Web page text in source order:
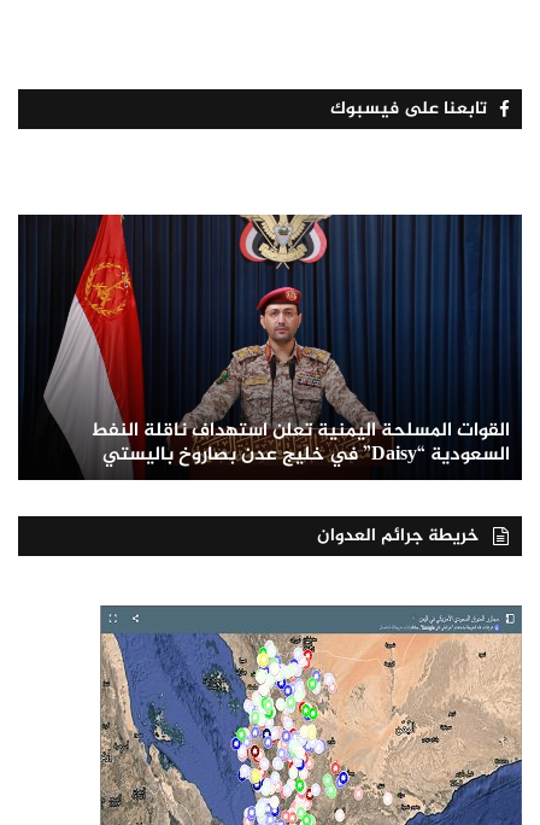
تابعنا على فيسبوك
القوات المسلحة اليمنية تعلن استهداف ناقلة النفط
السعودية “Daisy” في خليج عدن بصاروخ باليستي
خريطة جرائم العدوان